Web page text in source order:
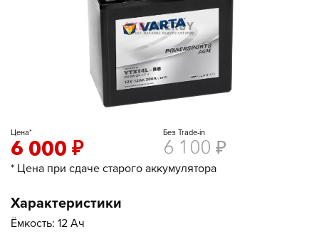
Цена*
6 000 ₽
Без Trade-in
6 100 ₽
* Цена при сдаче старого аккумулятора
Характеристики
Ёмкость: 12 Ач